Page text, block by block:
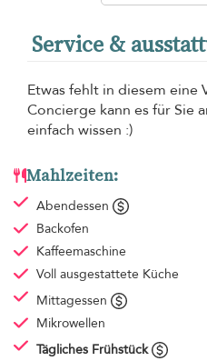
Service &
Etwas fehlt in diesem eine
Concierge kann es für Sie
einfach wissen :)
Mahlzeiten:
Abendessen
Backofen
Kaffeemaschine
Voll ausgestattete Küche
Mittagessen
Mikrowellen
Tägliches Frühstück